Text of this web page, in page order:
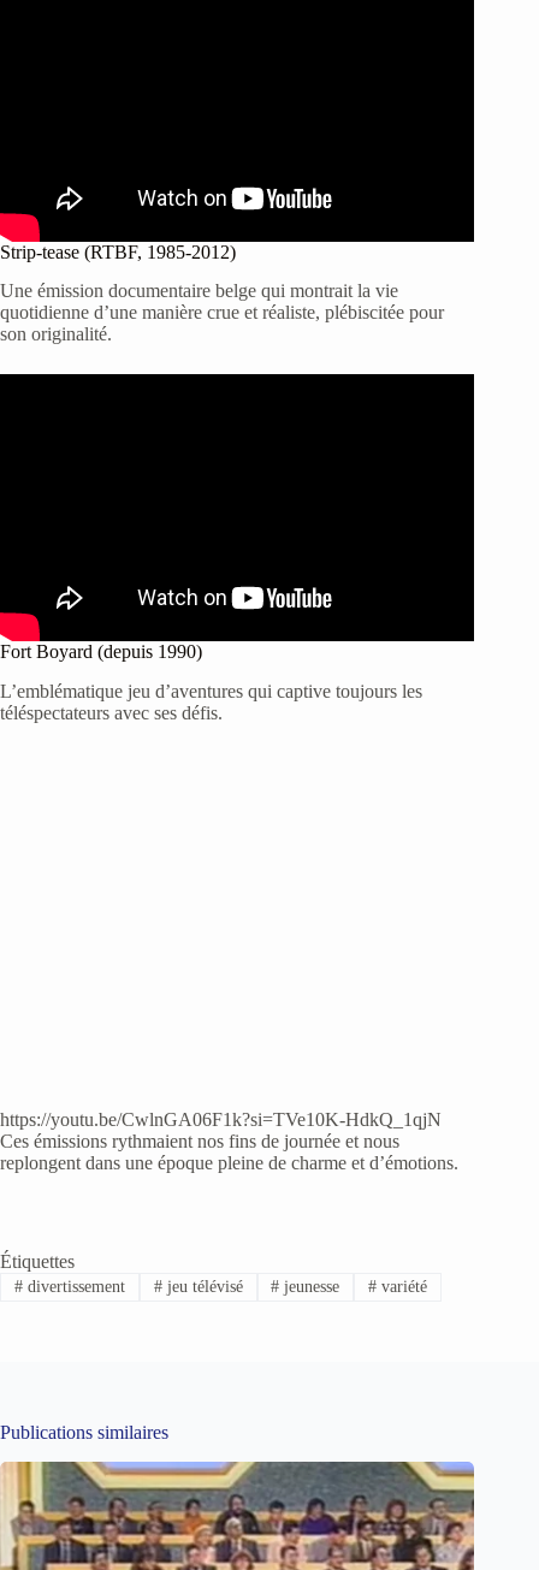
Strip-tease (RTBF, 1985-2012)
Une émission documentaire belge qui montrait la vie
quotidienne d’une manière crue et réaliste, plébiscitée pour
son originalité.
Fort Boyard (depuis 1990)
L’emblématique jeu d’aventures qui captive toujours les
téléspectateurs avec ses défis.
https://youtu.be/CwlnGA06F1k?si=TVe10K-HdkQ_1qjN
Ces émissions rythmaient nos fins de journée et nous
replongent dans une époque pleine de charme et d’émotions.
Étiquettes
#divertissement #jeu télévisé # jeunesse # variété
Publications similaires